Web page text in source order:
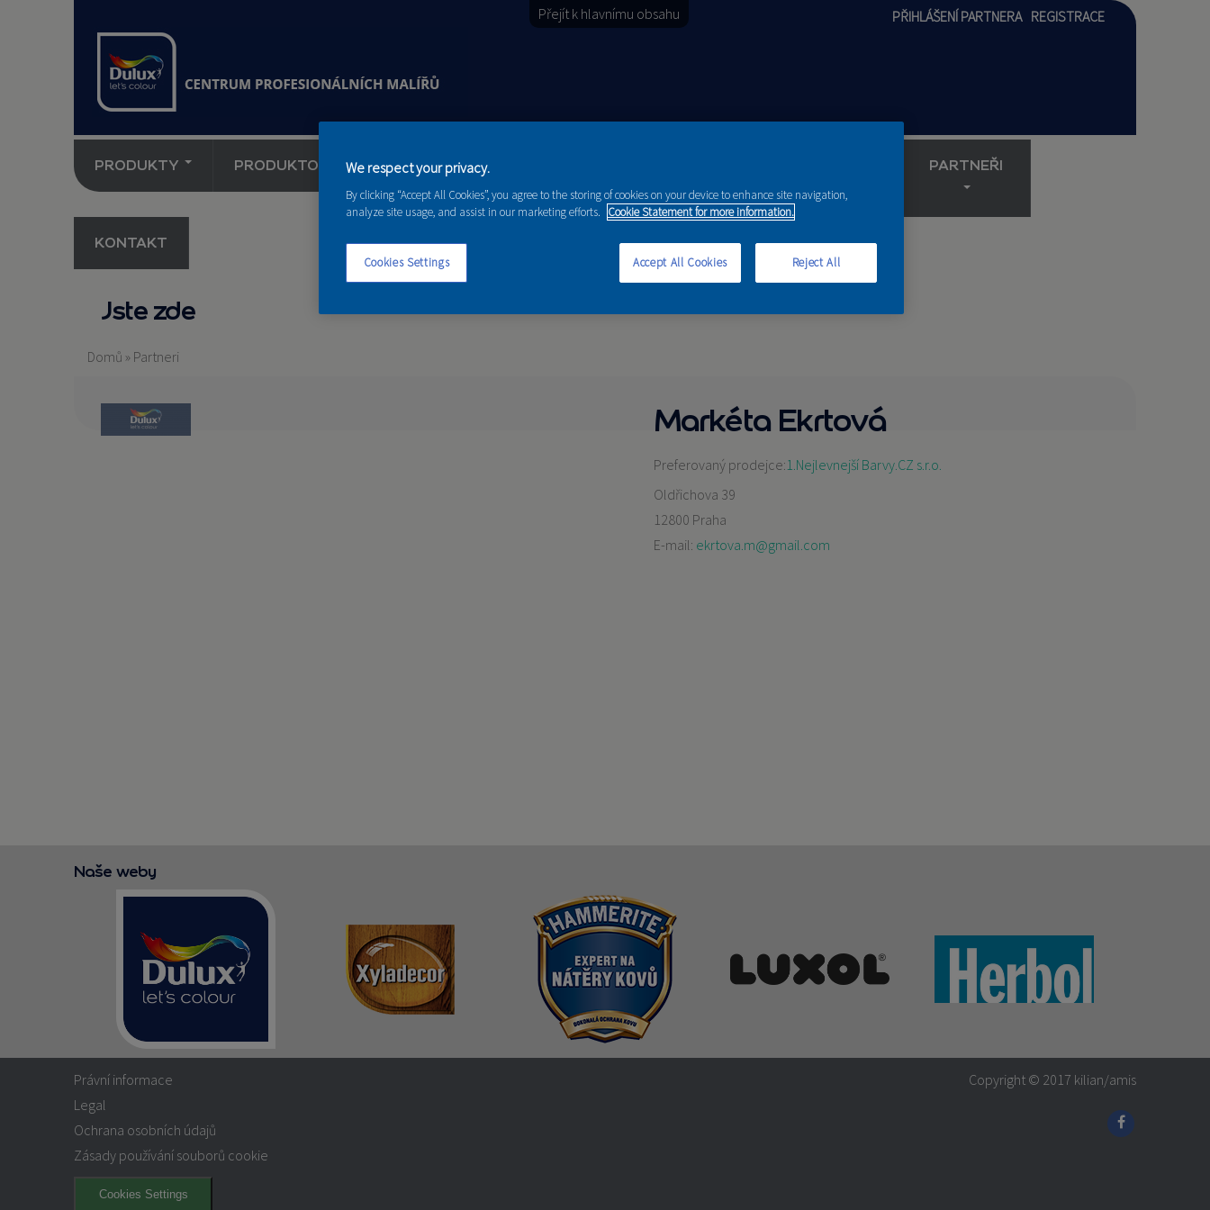
Přejít k hlavnímu obsahu PŘIHLÁŠENÍ PARTNERA REGISTRACE
PRODUKTY PRODUKTOVÉ NOVINKY PORADENSTVÍ PARTNEŘI
KONTAKT
Jste zde
Domů » Partneri
Markéta Ekrtová
Preferovaný prodejce:1.Nejlevnejší Barvy.CZ s.r.o.
Oldřichova 39
12800 Praha
E-mail: ekrtova.m@gmail.com
Naše weby
Copyright © 2017 kilian/amis
Právní informace
Legal
Ochrana osobních údajů
Zásady používání souborů cookie
Cookies Settings
We respect your privacy.
By clicking “Accept All Cookies”, you agree to the storing of cookies on your device to enhance site navigation,
analyze site usage, and assist in our marketing efforts. Cookie Statement for more information.
Cookies Settings Reject All
Accept All Cookies